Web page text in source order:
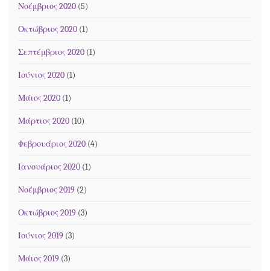
Νοέμβριος 2020 (5)
Οκτώβριος 2020 (1)
Σεπτέμβριος 2020 (1)
Ιούνιος 2020 (1)
Μάιος 2020 (1)
Μάρτιος 2020 (10)
Φεβρουάριος 2020 (4)
Ιανουάριος 2020 (1)
Νοέμβριος 2019 (2)
Οκτώβριος 2019 (3)
Ιούνιος 2019 (3)
Μάιος 2019 (3)